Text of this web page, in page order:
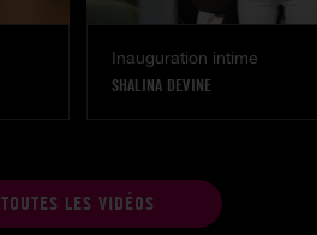
Inauguration intime
SHALINA DEVINE
TOUTES LES VIDÉOS